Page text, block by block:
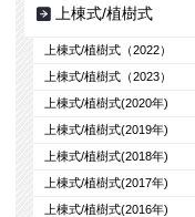
上棟式/植樹式
上棟式/植樹式（2022）
上棟式/植樹式（2023）
上棟式/植樹式(2020年)
上棟式/植樹式(2019年)
上棟式/植樹式(2018年)
上棟式/植樹式(2017年)
上棟式/植樹式(2016年)